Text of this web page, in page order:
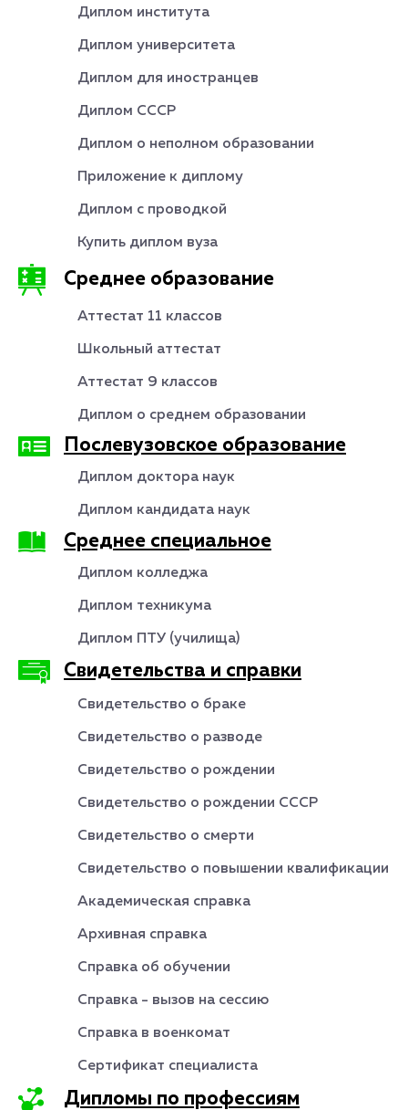
Диплом института
Диплом университета
Диплом для иностранцев
Диплом СССР
Диплом о неполном образовании
Приложение к диплому
Диплом с проводкой
Купить диплом вуза
Среднее образование
Аттестат 11 классов
Школьный аттестат
Аттестат 9 классов
Диплом о среднем образовании
Послевузовское образование
Диплом доктора наук
Диплом кандидата наук
Среднее специальное
Диплом колледжа
Диплом техникума
Диплом ПТУ (училища)
Свидетельства и справки
Свидетельство о браке
Свидетельство о разводе
Свидетельство о рождении
Свидетельство о рождении СССР
Свидетельство о смерти
Свидетельство о повышении квалификации
Академическая справка
Архивная справка
Справка об обучении
Справка - вызов на сессию
Справка в военкомат
Сертификат специалиста
Дипломы по профессиям